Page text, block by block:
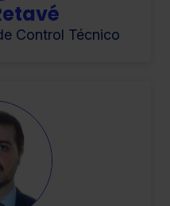
Control Técnico